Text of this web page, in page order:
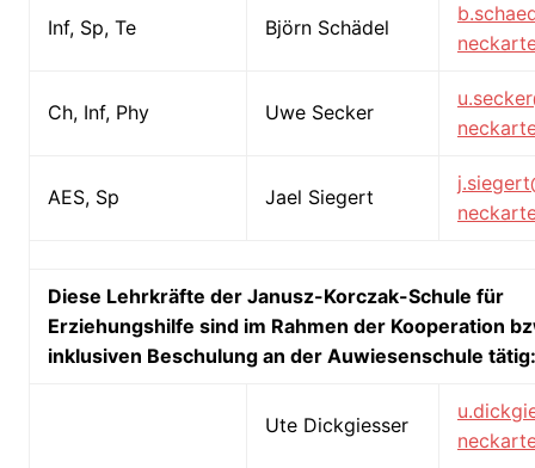
Inf, Sp, Te Björn Schädel
Ch, Inf, Phy Uwe Secker
AES, Sp Jael Siegert
Diese Lehrkräfte der Janusz-Korczak-Schule für
Erziehungshilfe sind im Rahmen der Kooperation
inklusiven Beschulung an der Auwiesenschule tätig:
Ute Dickgiesser